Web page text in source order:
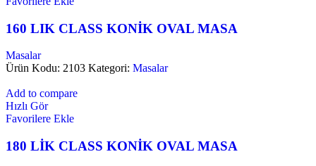
160 LIK CLASS KONİK OVAL MASA
Masalar
Ürün Kodu: 2103 Kategori: Masalar
Add to compare
Hızlı Gör
Favorilere Ekle
180 LİK CLASS KONİK OVAL MASA